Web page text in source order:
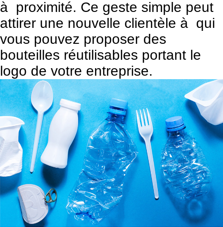
à proximité. Ce geste simple peut
attirer une nouvelle clientèle à qui
vous pouvez proposer des
bouteilles réutilisables portant le
logo de votre entreprise.